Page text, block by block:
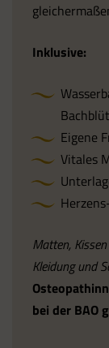
Inklusive:
Eigene
Vitales
Matten,
Kleidung und
bei der BAO